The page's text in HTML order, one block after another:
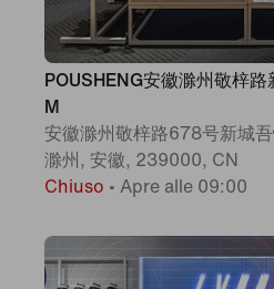
POUSHENG安徽滁州敬梓
M
安徽滁州敬梓路678号新城
滁州, 安徽, 239000, CN
Chiuso • Apre alle 09:00